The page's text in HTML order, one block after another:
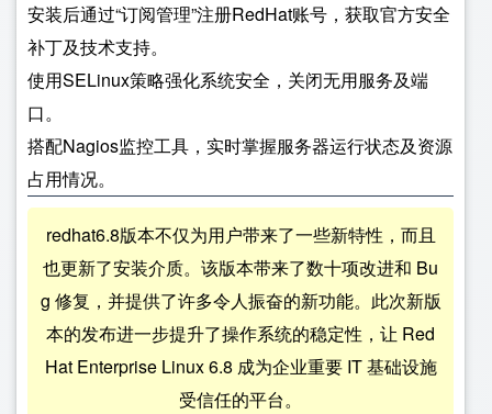
安装后通过“订阅管理”注册RedHat账号，获取官方安全
补丁及技术支持。
使用SELinux策略强化系统安全，关闭无用服务及端
口。
搭配Nagios监控工具，实时掌握服务器运行状态及资源
占用情况。
redhat6.8版本不仅为用户带来了一些新特性，而且
也更新了安装介质。该版本带来了数十项改进和 Bu
g 修复，并提供了许多令人振奋的新功能。此次新版
本的发布进一步提升了操作系统的稳定性，让 Red
Hat Enterprise Linux 6.8 成为企业重要 IT 基础设施
受信任的平台。